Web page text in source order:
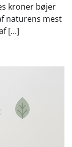
kroner bøjer
naturens mest
[…]